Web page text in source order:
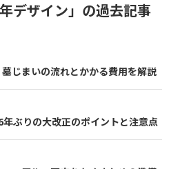
デザイン」の過去記事
墓じまいの流れとかかる費用を解説
ぶりの大改正のポイントと注意点